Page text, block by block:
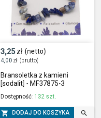
3,25zł (netto)
4,00 zł (brutto)
Bransoletka z kamieni
[sodalit] - MF37875-3
Dostępność: 132 szt.
 DODAJ DO KOSZYKA 